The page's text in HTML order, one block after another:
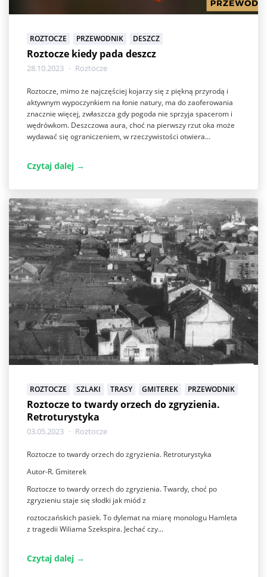
ROZTOCZE PRZEWODNIK DESZCZ
Roztocze kiedy pada deszcz
28.10.2023 Roztocze
Roztocze, mimo że najczęściej kojarzy się z piękną przyrodą i
aktywnym wypoczynkiem na łonie natury, ma do zaoferowania
znacznie więcej, zwłaszcza gdy pogoda nie sprzyja spacerom i
wędrówkom. Deszczowa aura, choć na pierwszy rzut oka może
wydawać się ograniczeniem, w rzeczywistości otwiera...
Czytaj dalej →
ROZTOCZE SZLAKI TRASY GMITEREK PRZEWODNIK
Roztocze to twardy orzech do zgryzienia.
Retroturystyka
03.05.2023 Roztocze
Roztocze to twardy orzech do zgryzienia. Retroturystyka
Autor-R. Gmiterek
Roztocze to twardy orzech do zgryzienia. Twardy, choć po
zgryzieniu staje się słodki jak miód z
roztoczańskich pasiek. To dylemat na miarę monologu Hamleta
z tragedii Wiliama Szekspira. Jechać czy...
Czytaj dalej →